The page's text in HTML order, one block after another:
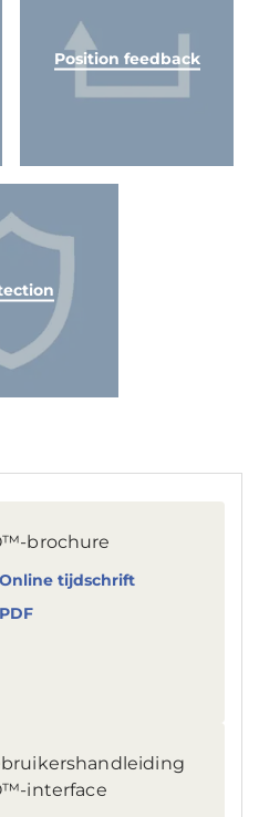
Position feedback
brochure
Online tijdschrift
PDF
interface